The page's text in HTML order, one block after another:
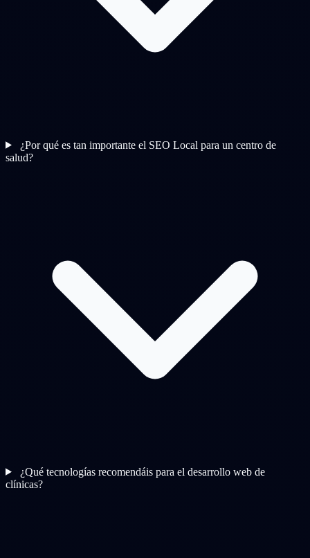
¿Por qué es tan importante el SEO Local para un centro de
salud?
¿Qué tecnologías recomendáis para el desarrollo web de
clínicas?